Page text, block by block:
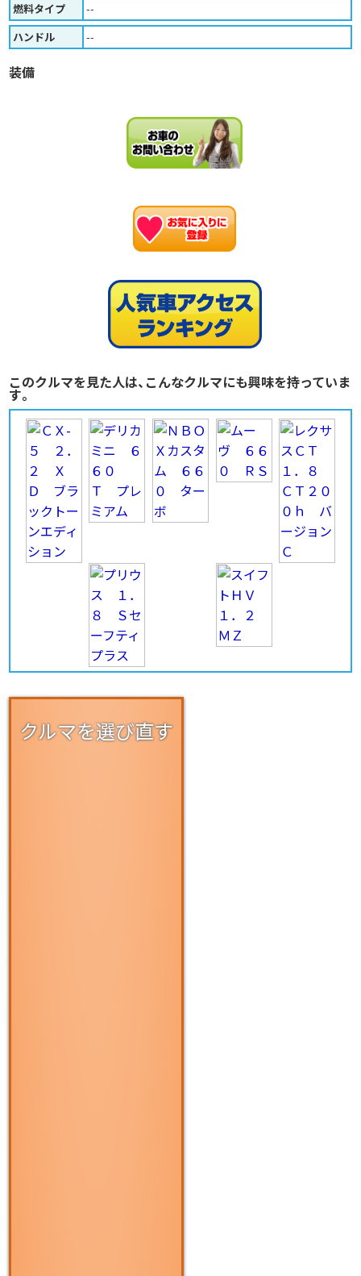
燃料タイプ
--
ハンドル
--
装備
このクルマを見た人は、こんなクルマにも興味を持っていま
す。
クルマを選び直す